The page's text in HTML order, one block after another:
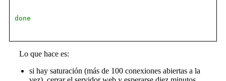
done
Lo que hace es:
si hay saturación (más de 100 conexiones abiertas a la